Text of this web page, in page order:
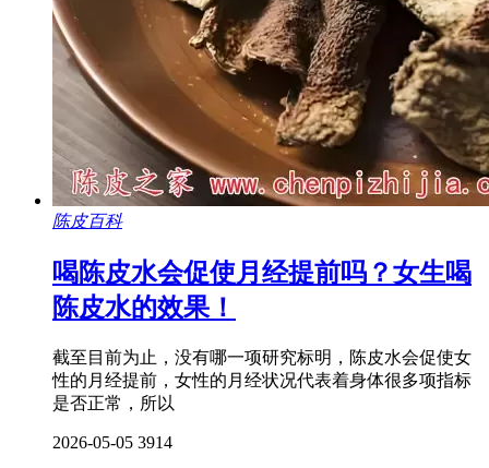
陈皮百科
喝陈皮水会促使月经提前吗？女生喝
陈皮水的效果！
截至目前为止，没有哪一项研究标明，陈皮水会促使女
性的月经提前，女性的月经状况代表着身体很多项指标
是否正常，所以
2026-05-05 3914